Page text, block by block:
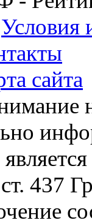
Условия
сайта
437